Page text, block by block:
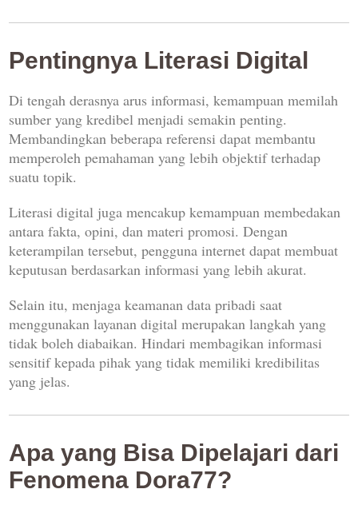
Pentingnya Literasi Digital
Di tengah derasnya arus informasi, kemampuan memilah
sumber yang kredibel menjadi semakin penting.
Membandingkan beberapa referensi dapat membantu
memperoleh pemahaman yang lebih objektif terhadap
suatu topik.
Literasi digital juga mencakup kemampuan membedakan
antara fakta, opini, dan materi promosi. Dengan
keterampilan tersebut, pengguna internet dapat membuat
keputusan berdasarkan informasi yang lebih akurat.
Selain itu, menjaga keamanan data pribadi saat
menggunakan layanan digital merupakan langkah yang
tidak boleh diabaikan. Hindari membagikan informasi
sensitif kepada pihak yang tidak memiliki kredibilitas
yang jelas.
Apa yang Bisa Dipelajari dari
Fenomena Dora77?